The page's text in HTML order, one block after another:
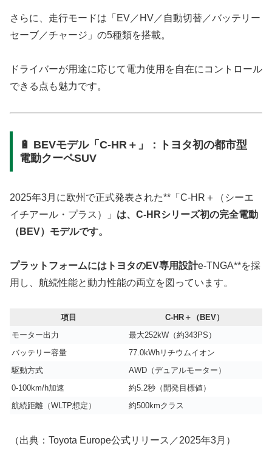
さらに、走行モードは「EV／HV／自動切替／バッテリー
セーブ／チャージ」の5種類を搭載。
ドライバーが用途に応じて電力使用を自在にコントロール
できる点も魅力です。
🔋 BEVモデル「C-HR＋」：トヨタ初の都市型
電動クーペSUV
2025年3月に欧州で正式発表された**「C-HR＋（シーエ
イチアール・プラス）」 は、C-HRシリーズ初の完全電動
（BEV）モデルです。
プラットフォームにはトヨタのEV専用設計e-TNGA**を採
用し、航続性能と動力性能の両立を図っています。
項目
C-HR＋（BEV）
モーター出力
最大252kW（約343PS）
バッテリー容量
77.0kWhリチウムイオン
駆動方式
AWD（デュアルモーター）
0-100km/h加速
約5.2秒（開発目標値）
航続距離（WLTP想定）
約500kmクラス
（出典：Toyota Europe公式リリース／2025年3月）